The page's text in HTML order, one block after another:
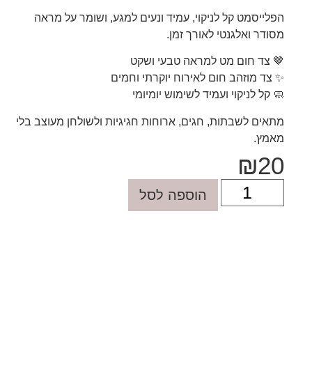
הפלייסמט קל לניקוי, עמיד ונעים למגע, ושומר על מראה
מסודר ואלגנטי לאורך זמן.
🤎 צד חום מט למראה טבעי ושקט
✨ צד מוזהב חום לאירוח יוקרתי וחמים
🧼 קל לניקוי ועמיד לשימוש יומיומי
מתאים לשבתות, חגים, ארוחות חגיגיות ולשולחן מעוצב בלי
מאמץ.
₪20
הוספה לסל